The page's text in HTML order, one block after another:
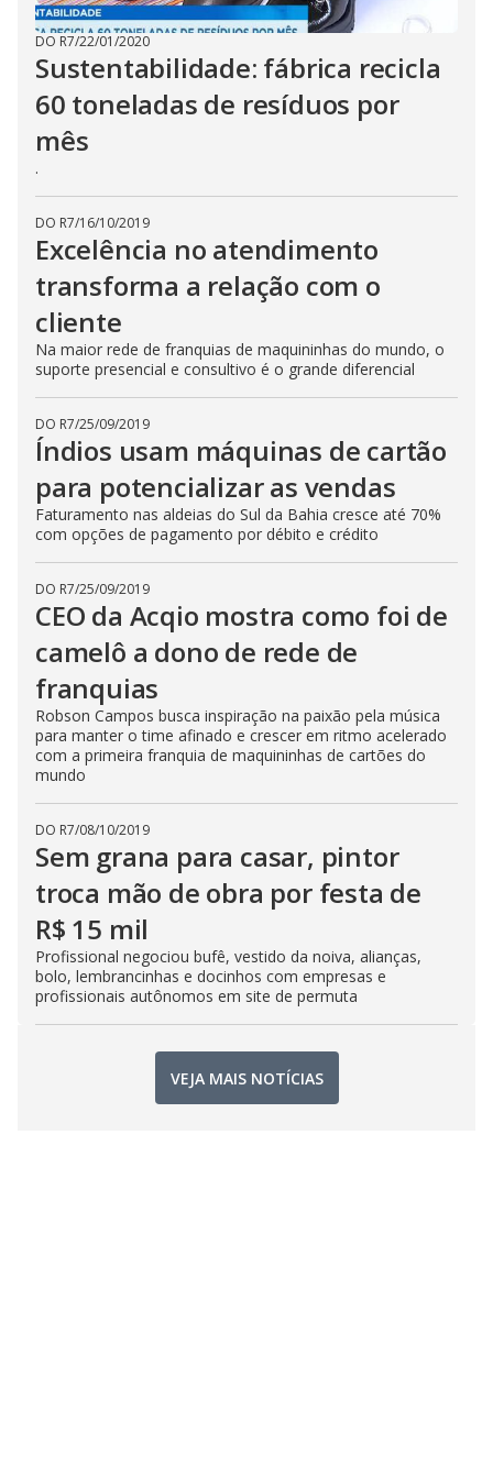
DO R7/22/01/2020
Sustentabilidade: fábrica recicla
60 toneladas de resíduos por
mês
.
DO R7/16/10/2019
Excelência no atendimento
transforma a relação com o
cliente
Na maior rede de franquias de maquininhas do mundo, o
suporte presencial e consultivo é o grande diferencial
DO R7/25/09/2019
Índios usam máquinas de cartão
para potencializar as vendas
Faturamento nas aldeias do Sul da Bahia cresce até 70%
com opções de pagamento por débito e crédito
DO R7/25/09/2019
CEO da Acqio mostra como foi de
camelô a dono de rede de
franquias
Robson Campos busca inspiração na paixão pela música
para manter o time afinado e crescer em ritmo acelerado
com a primeira franquia de maquininhas de cartões do
mundo
DO R7/08/10/2019
Sem grana para casar, pintor
troca mão de obra por festa de
R$ 15 mil
Profissional negociou bufê, vestido da noiva, alianças,
bolo, lembrancinhas e docinhos com empresas e
profissionais autônomos em site de permuta
VEJA MAIS NOTÍCIAS